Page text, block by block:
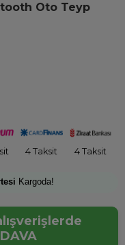
Oto Teyp
4 Taksit 4 Taksit
Kargoda!